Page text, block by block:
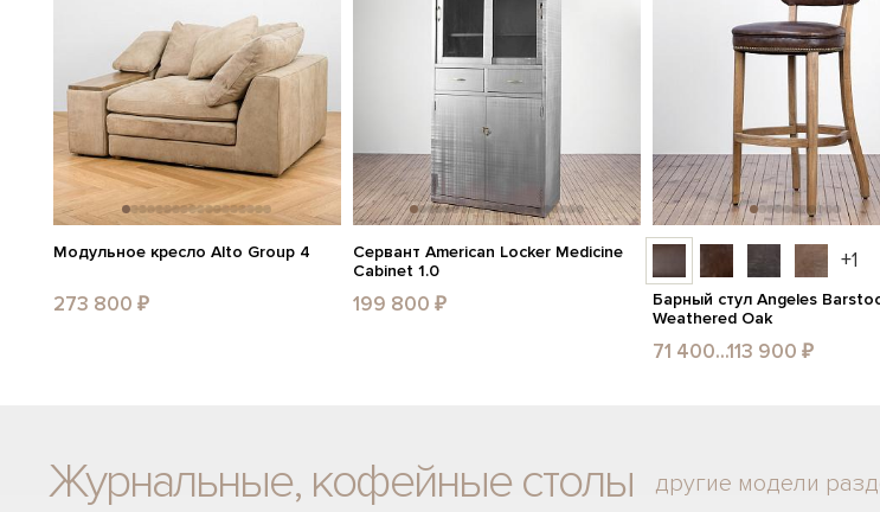
Модульное кресло Alto Group 4
273 800 ₽
Сервант American Locker Medicine
Cabinet 1.0
199 800 ₽
+1
Барный стул Angeles
Weathered Oak
71 400...113 900 ₽
Журнальные, кофейные столы другие модели